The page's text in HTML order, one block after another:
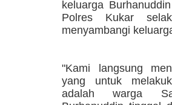
keluarga
Polres Kukar
menyambangi
"Kami langsung
yang untuk
adalah warga